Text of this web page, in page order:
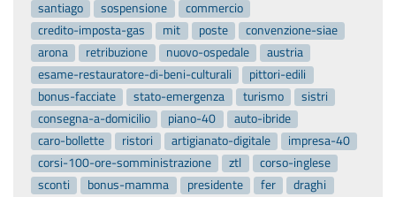
santiago
sospensione
commercio
credito-imposta-gas
mit poste
convenzione-siae
arona
retribuzione nuovo-ospedale
austria
esame-restauratore-di-beni-culturali
pittori-edili
bonus-facciate
stato-emergenza turismo
sistri
consegna-a-domicilio
piano-40
auto-ibride
caro-bollette
ristori artigianato-digitale
impresa-40
corsi-100-ore-somministrazione
ztl
corso-inglese
sconti
bonus-mamma presidente fer
draghi